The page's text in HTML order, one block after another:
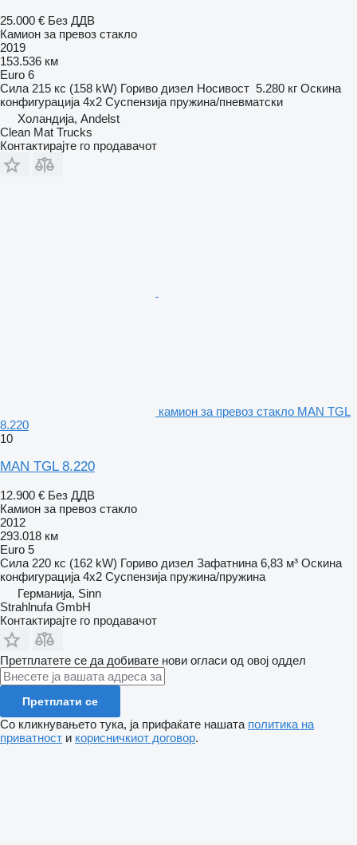
25.000 € Без ДДВ
Камион за превоз стакло
2019
153.536 км
Euro 6
Сила 215 кс (158 kW) Гориво дизел Носивост 5.280 кг Оскина
конфигурација 4x2 Суспензија пружина/пневматски
Холандија, Andelst
Clean Mat Trucks
Контактирајте го продавачот
камион за превоз стакло MAN TGL
8.220
10
MAN TGL 8.220
12.900 € Без ДДВ
Камион за превоз стакло
2012
293.018 км
Euro 5
Сила 220 кс (162 kW) Гориво дизел Зафатнина 6,83 м³ Оскина
конфигурација 4x2 Суспензија пружина/пружина
Германија, Sinn
Strahlnufa GmbH
Контактирајте го продавачот
Претплатете се да добивате нови огласи од овој оддел
Претплати се
Со кликнувањето тука, ја прифаќате нашата политика на
приватност и корисничкиот договор.